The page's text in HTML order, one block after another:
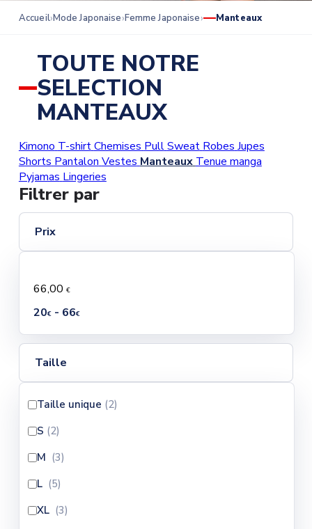
Accueil Mode Japonaise Femme Japonaise Manteaux
TOUTE NOTRE
SELECTION
MANTEAUX
Kimono T-shirtChemises PullSweat Robes Jupes
Shorts Pantalon Vestes Manteaux Tenue manga
Pyjamas Lingeries
Filtrer par
Prix
66,00 €
20€- 66€
Taille
Taille unique (2)
S (2)
M (3)
L (5)
XL (3)